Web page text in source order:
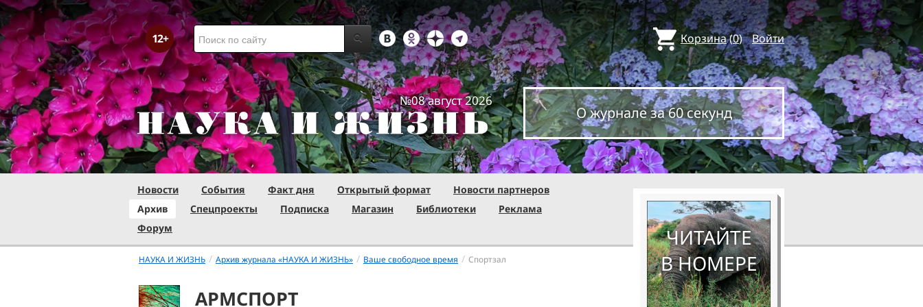
Корзина(0) Войти
№08 август 2026
О журнале за 60 секунд
Новости События Факт дня Открытый формат
Новости партнеров
Архив
Спецпроекты Подписка Магазин Библиотеки
Реклама
Форум
НАУКА И ЖИЗНЬ / Архив журнала «НАУКА И ЖИЗНЬ» / Ваше свободное время / Спортзал
АРМСПОРТ
ЧИТАЙТЕ
В НОМЕРЕ